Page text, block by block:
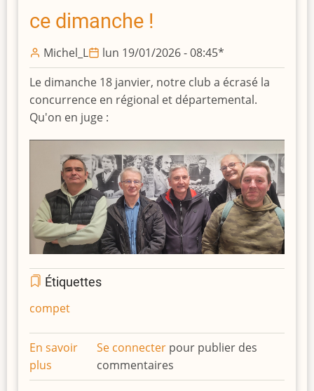
l'Echiquier
ce dimanche !
Michel_L lun 19/01/2026 - 08:45*
Le dimanche 18 janvier, notre club a écrasé la
concurrence en régional et départemental.
Qu'on en juge :
Étiquettes
compet
En savoir
plus
Grand
Se connecterpour publier des
commentaires